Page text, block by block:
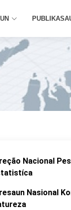
Nacional
Nasional